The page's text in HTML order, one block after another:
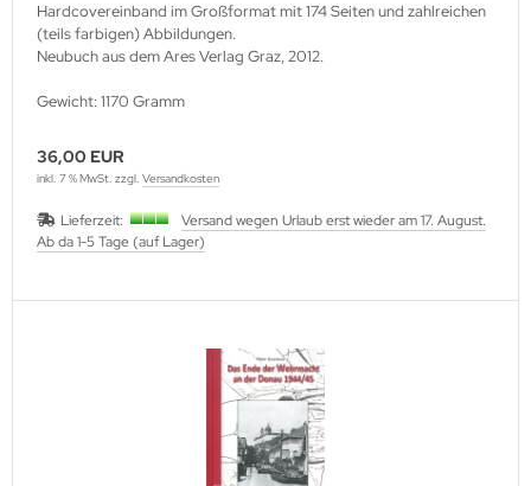
Hardcovereinband im Großformat mit 174 Seiten und zahlreichen
(teils farbigen) Abbildungen.
Neubuch aus dem Ares Verlag Graz, 2012.
Gewicht: 1170 Gramm
36,00 EUR
inkl. 7 % MwSt. zzgl. Versandkosten
Lieferzeit:
Versand wegen Urlaub erst wieder am 17. August.
Ab da 1-5 Tage (auf Lager)